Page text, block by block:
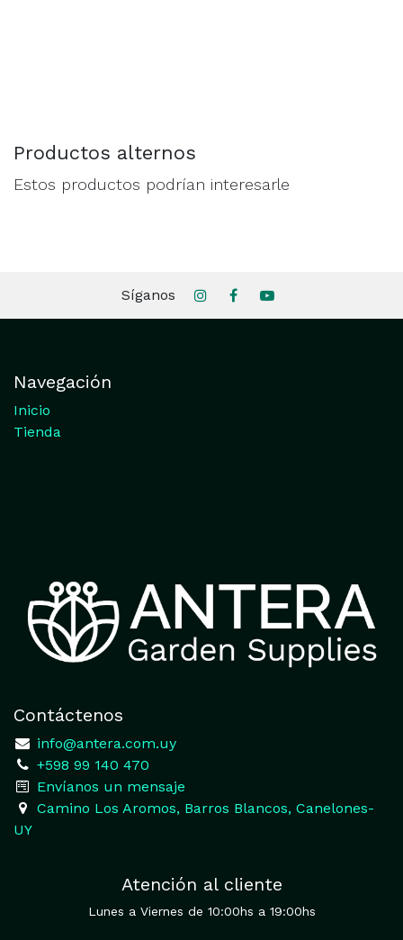
Productos alternos
Estos productos podrían interesarle
Síganos
Navegación
Inicio
Tienda
Contáctenos
info@antera.com.uy
+598 99 140 470
​Envíanos un mensaje
​Camino Los Aromos, Barros Blancos, Canelones-
UY
Atención al cliente
Lunes a Viernes de 10:00hs a 19:00hs